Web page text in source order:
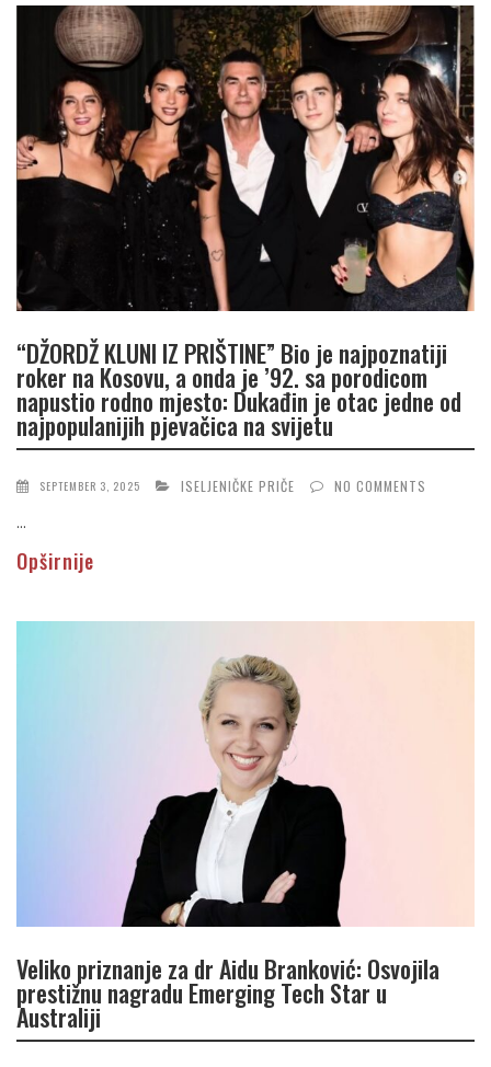
“DŽORDŽ KLUNI IZ PRIŠTINE” Bio je najpoznatiji
roker na Kosovu, a onda je ’92. sa porodicom
napustio rodno mjesto: Dukađin je otac jedne od
najpopulanijih pjevačica na svijetu
SEPTEMBER 3, 2025 ISELJENIČKE PRIČE NO COMMENTS
...
Opširnije
Veliko priznanje za dr Aidu Branković: Osvojila
prestižnu nagradu Emerging Tech Star u
Australiji